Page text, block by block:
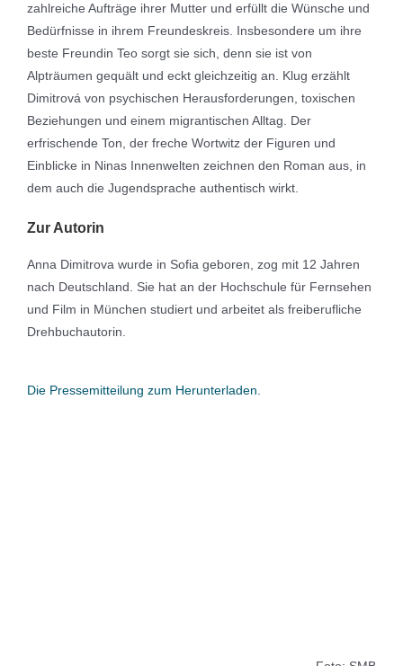
zahlreiche Aufträge ihrer Mutter und erfüllt die Wünsche und
Bedürfnisse in ihrem Freundeskreis. Insbesondere um ihre
beste Freundin Teo sorgt sie sich, denn sie ist von
Alpträumen gequält und eckt gleichzeitig an. Klug erzählt
Dimitrová von psychischen Herausforderungen, toxischen
Beziehungen und einem migrantischen Alltag. Der
erfrischende Ton, der freche Wortwitz der Figuren und
Einblicke in Ninas Innenwelten zeichnen den Roman aus, in
dem auch die Jugendsprache authentisch wirkt.
Zur Autorin
Anna Dimitrova wurde in Sofia geboren, zog mit 12 Jahren
nach Deutschland. Sie hat an der Hochschule für Fernsehen
und Film in München studiert und arbeitet als freiberufliche
Drehbuchautorin.
Die Pressemitteilung zum Herunterladen.